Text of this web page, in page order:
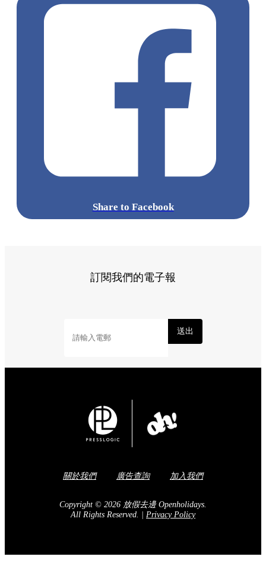
Share to Facebook
訂閱我們的電子報
送出
關於我們 廣告查詢 加入我們
Copyright © 2026 放假去邊 Openholidays.
All Rights Reserved. | Privacy Policy